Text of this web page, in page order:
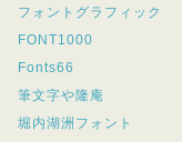
フォントグラフィック
FONT1000
Fonts66
筆文字や隆庵
堀内湖洲フォント